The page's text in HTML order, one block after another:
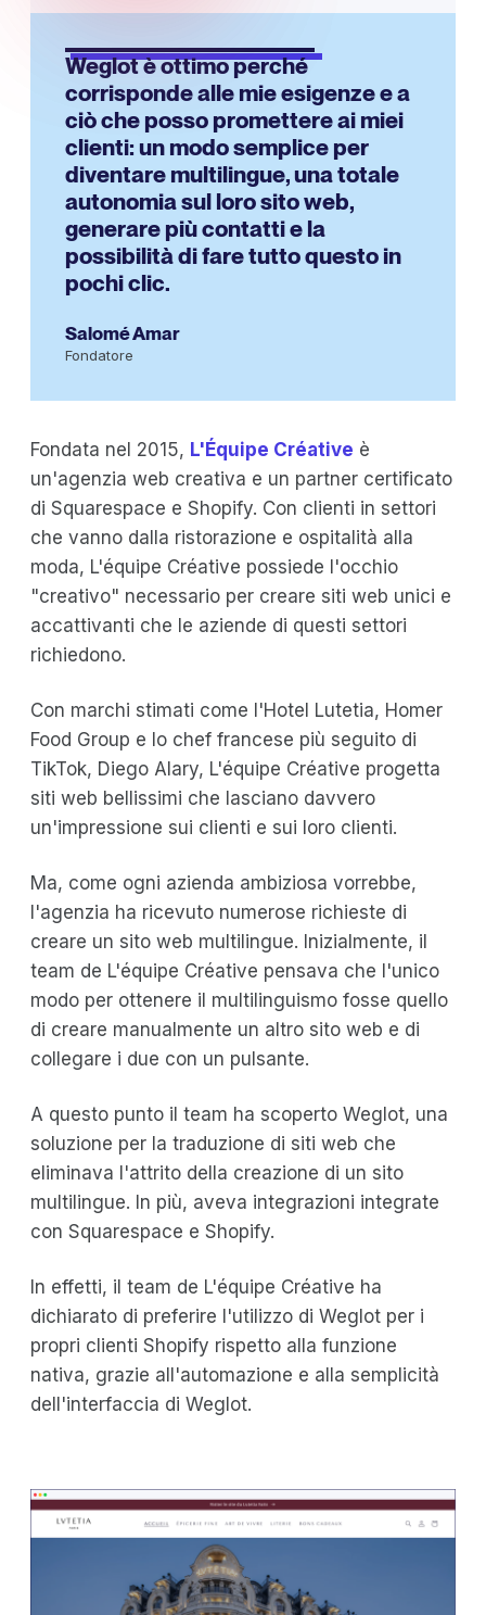
Weglot è ottimo perché
corrisponde alle mie esigenze e a
ciò che posso promettere ai miei
clienti: un modo semplice per
diventare multilingue, una totale
autonomia sul loro sito web,
generare più contatti e la
possibilità di fare tutto questo in
pochi clic.
Salomé Amar
Fondatore
Fondata nel 2015, L'Équipe Créative è
un'agenzia web creativa e un partner certificato
di Squarespace e Shopify. Con clienti in settori
che vanno dalla ristorazione e ospitalità alla
moda, L'équipe Créative possiede l'occhio
"creativo" necessario per creare siti web unici e
accattivanti che le aziende di questi settori
richiedono.
Con marchi stimati come l'Hotel Lutetia, Homer
Food Group e lo chef francese più seguito di
TikTok, Diego Alary, L'équipe Créative progetta
siti web bellissimi che lasciano davvero
un'impressione sui clienti e sui loro clienti.
Ma, come ogni azienda ambiziosa vorrebbe,
l'agenzia ha ricevuto numerose richieste di
creare un sito web multilingue. Inizialmente, il
team de L'équipe Créative pensava che l'unico
modo per ottenere il multilinguismo fosse quello
di creare manualmente un altro sito web e di
collegare i due con un pulsante.
A questo punto il team ha scoperto Weglot, una
soluzione per la traduzione di siti web che
eliminava l'attrito della creazione di un sito
multilingue. In più, aveva integrazioni integrate
con Squarespace e Shopify.
In effetti, il team de L'équipe Créative ha
dichiarato di preferire l'utilizzo di Weglot per i
propri clienti Shopify rispetto alla funzione
nativa, grazie all'automazione e alla semplicità
dell'interfaccia di Weglot.